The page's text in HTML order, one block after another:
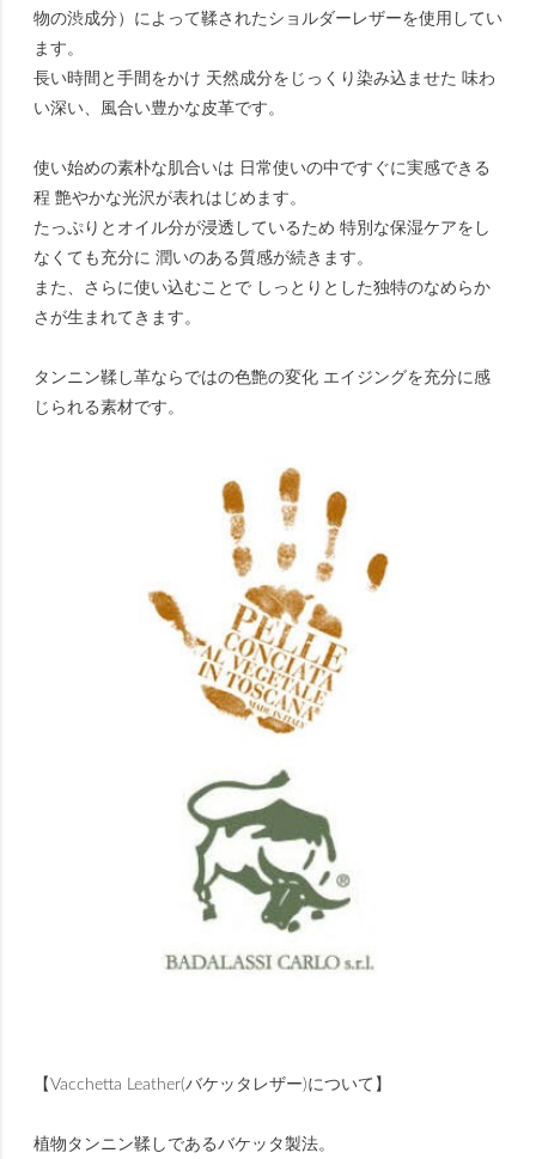
物の渋成分）によって鞣されたショルダーレザーを使用してい
ます。
長い時間と手間をかけ 天然成分をじっくり染み込ませた 味わ
い深い、風合い豊かな皮革です。
使い始めの素朴な肌合いは 日常使いの中ですぐに実感できる
程 艶やかな光沢が表れはじめます。
たっぷりとオイル分が浸透しているため 特別な保湿ケアをし
なくても充分に 潤いのある質感が続きます。
また、さらに使い込むことで しっとりとした独特のなめらか
さが生まれてきます。
タンニン鞣し革ならではの色艶の変化 エイジングを充分に感
じられる素材です。
【Vacchetta Leather(バケッタレザー)について】
植物タンニン鞣しであるバケッタ製法。